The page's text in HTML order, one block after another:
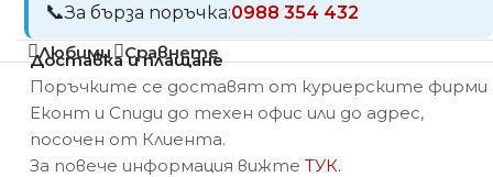
За бърза поръчка:0988 354 432
Любими
Сравнете
Доставка и плащане
Поръчките се доставят от куриерските фирми
Еконт и Спиди до техен офис или до адрес,
посочен от Клиента.
За повече информация вижте ТУК.